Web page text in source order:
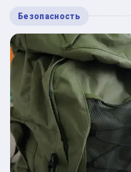
Безопасность